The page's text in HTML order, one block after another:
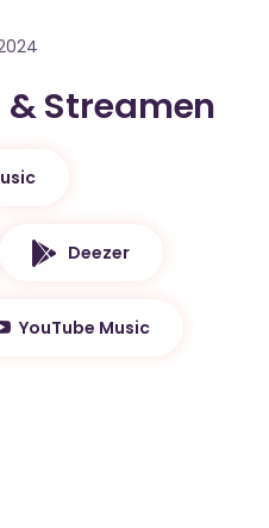
Streamen
Deezer
YouTube Music